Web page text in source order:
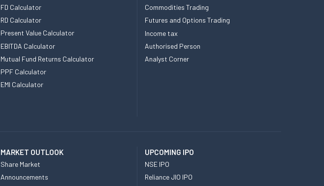
FD Calculator
RD Calculator
Present Value Calculator
EBITDA Calculator
Mutual Fund Returns Calculator
PPF Calculator
EMI Calculator
Commodities Trading
Futures and Options Trading
Income tax
Authorised Person
Analyst Corner
MARKET OUTLOOK
Share Market
Announcements
UPCOMING IPO
NSE IPO
Reliance JIO IPO